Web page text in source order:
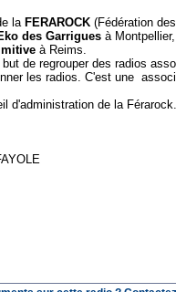
la FERAROCK (Fédération
des Garrigues à Montpellier,
à Reims.
de regrouper des radios
les radios. C'est une
d'administration de la Férarock.